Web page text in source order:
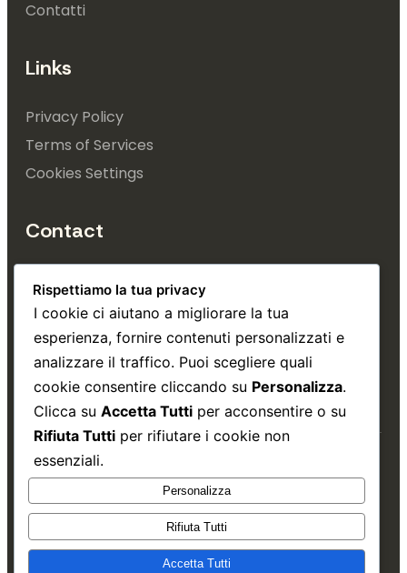
Contatti
Links
Privacy Policy
Terms of Services
Cookies Settings
Contact
+39 353 4993 740
info@tuttatrieste.it
Via Gatteri, 30, Trieste
Copyright © 2026.
Rispettiamo la tua privacy
I cookie ci aiutano a migliorare la tua
esperienza, fornire contenuti personalizzati e
analizzare il traffico. Puoi scegliere quali
cookie consentire cliccando su Personalizza.
Clicca su Accetta Tutti per acconsentire o su
Rifiuta Tutti per rifiutare i cookie non
essenziali.
Personalizza
Rifiuta Tutti
Accetta Tutti